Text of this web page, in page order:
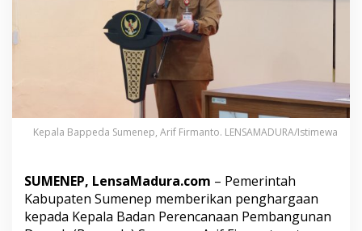
m
e
n
e
p
A
F
m
a
n
t
Kepala Bappeda Sumenep, Arif Firmanto. LENSAMADURA/Istimewa
SUMENEP, LensaMadura.com – Pemerintah
Kabupaten Sumenep memberikan penghargaan
kepada Kepala Badan Perencanaan Pembangunan